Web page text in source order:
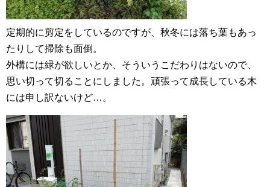
定期的に剪定をしているのですが、秋冬には落ち葉もあっ
たりして掃除も面倒。
外構には緑が欲しいとか、そういうこだわりはないので、
思い切って切ることにしました。頑張って成長している木
には申し訳ないけど…。